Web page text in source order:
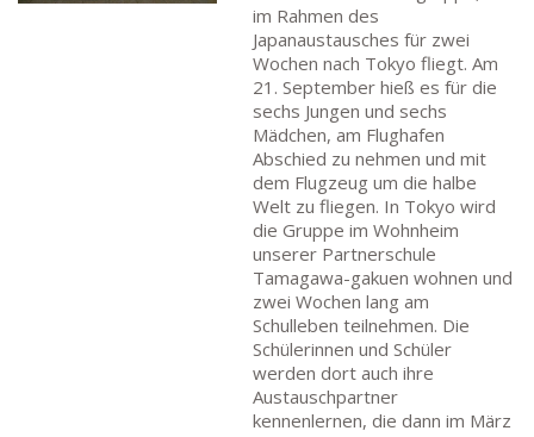
im Rahmen des
Japanaustausches für zwei
Wochen nach Tokyo fliegt. Am
21. September hieß es für die
sechs Jungen und sechs
Mädchen, am Flughafen
Abschied zu nehmen und mit
dem Flugzeug um die halbe
Welt zu fliegen. In Tokyo wird
die Gruppe im Wohnheim
unserer Partnerschule
Tamagawa-gakuen wohnen und
zwei Wochen lang am
Schulleben teilnehmen. Die
Schülerinnen und Schüler
werden dort auch ihre
Austauschpartner
kennenlernen, die dann im März